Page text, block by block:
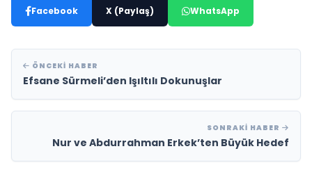
Facebook X (Paylaş) WhatsApp
ÖNCEKI HABER
Efsane Sürmeli’den Işıltılı Dokunuşlar
SONRAKI HABER
Nur ve Abdurrahman Erkek’ten Büyük Hedef